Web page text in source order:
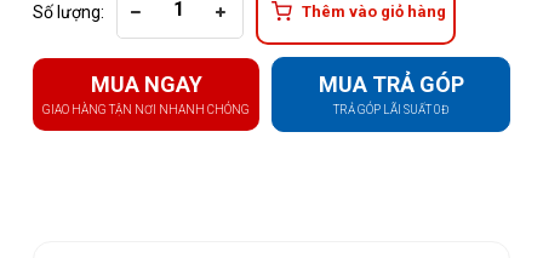
Số lượng: Thêm vào giỏ hàng
MUA NGAY
GIAO HÀNG TẬN NƠI NHANH CHÓNG
MUA TRẢ GÓP
TRẢ GÓP LÃI SUẤT 0Đ